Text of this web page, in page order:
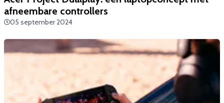
afneembare controllers
05 september 2024